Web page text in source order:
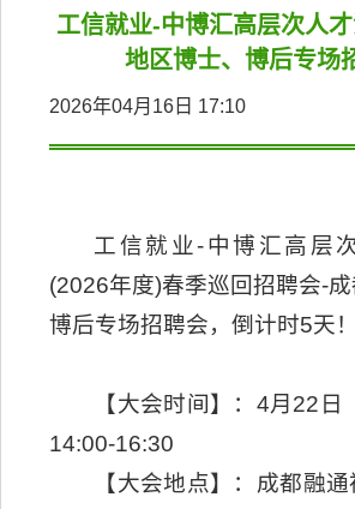
工信就业-中博汇高层次人
地区博士、博后专场
2026年04月16日 17:10
工信就业-中博汇高层
(2026年度)春季巡回招聘会-成
博后专场招聘会，倒计时5天！
【大会时间】：4月22日
14:00-16:30
【大会地点】：成都融